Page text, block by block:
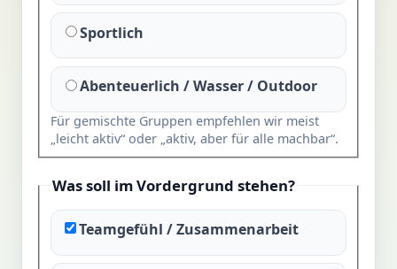
Sportlich
Abenteuerlich / Wasser / Outdoor
Für gemischte Gruppen empfehlen wir meist
„leicht aktiv“ oder „aktiv, aber für alle machbar“.
Was soll im Vordergrund stehen?
Teamgefühl / Zusammenarbeit